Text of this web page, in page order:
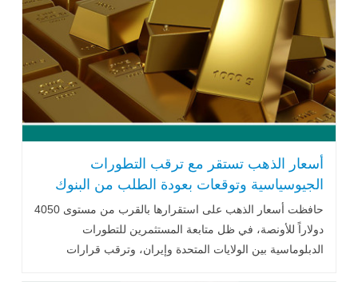
أسعار الذهب تستقر مع ترقب التطورات
الجيوسياسية وتوقعات بعودة الطلب من البنوك
المركزية
حافظت أسعار الذهب على استقرارها بالقرب من مستوى 4050
دولاراً للأونصة، في ظل متابعة المستثمرين للتطورات
الدبلوماسية بين الولايات المتحدة وإيران، وترقب قرارات